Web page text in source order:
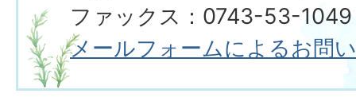
ファックス：0743-53-1049
メールフォームによるお問